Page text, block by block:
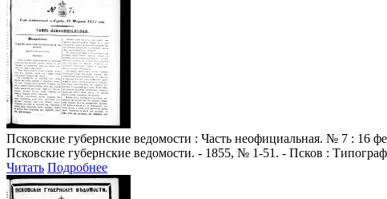
Псковские губернские ведомости : Часть неофициальная. № 7 : 16
Псковские губернские ведомости. - 1855, № 1-51. - Псков :
Читать Подробнее